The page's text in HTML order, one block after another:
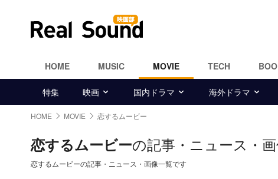
HOME MUSIC MOVIE TECH
特集 映画 国内ドラマ 海外ドラマ
HOME MOVIE 恋するムービー
恋するムービーの記事・ニュース・
恋するムービーの記事・ニュース・画像一覧です